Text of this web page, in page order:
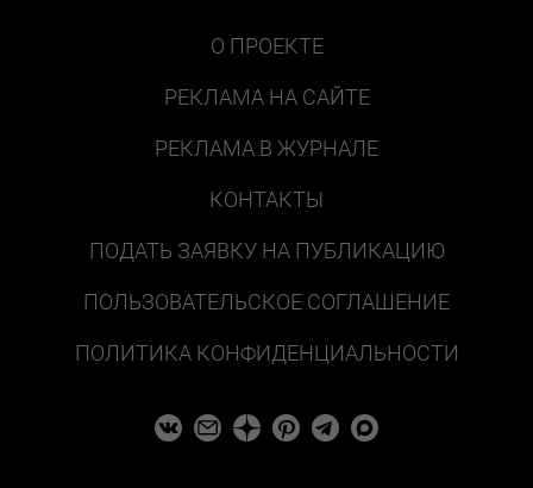
О ПРОЕКТЕ
РЕКЛАМА НА САЙТЕ
РЕКЛАМА В ЖУРНАЛЕ
КОНТАКТЫ
ПОДАТЬ ЗАЯВКУ НА ПУБЛИКАЦИЮ
ПОЛЬЗОВАТЕЛЬСКОЕ СОГЛАШЕНИЕ
ПОЛИТИКА КОНФИДЕНЦИАЛЬНОСТИ